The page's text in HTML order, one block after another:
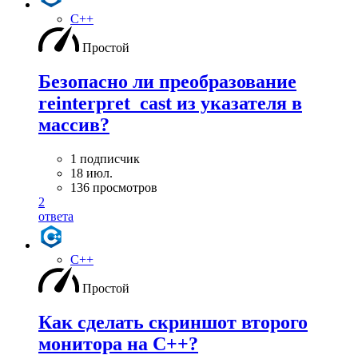
C++
Простой
Безопасно ли преобразование
reinterpret_cast из указателя в
массив?
1 подписчик
18 июл.
136 просмотров
2
ответа
C++
Простой
Как сделать скриншот второго
монитора на С++?